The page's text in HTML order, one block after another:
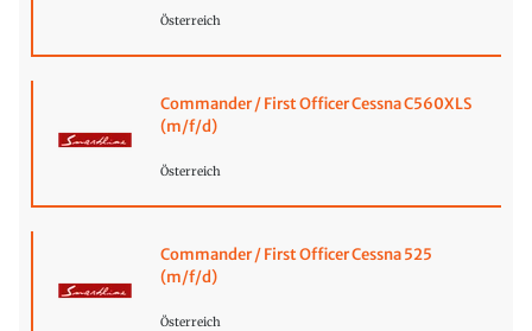
Österreich
Commander / First Officer Cessna C560XLS
(m/f/d)
Österreich
Commander / First Officer Cessna 525
(m/f/d)
Österreich